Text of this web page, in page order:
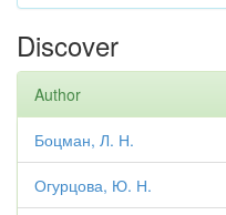
Discover
Author
Боцман, Л. Н.
Огурцова, Ю. Н.